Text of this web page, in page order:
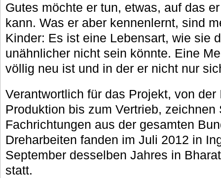
Gutes möchte er tun, etwas, auf das
kann. Was er aber kennenlernt, sind
Kinder: Es ist eine Lebensart, wie sie
unähnlicher nicht sein könnte. Eine
völlig neu ist und in der er nicht nur
Verantwortlich für das Projekt, von
Produktion bis zum Vertrieb,
Fachrichtungen aus der gesamten
Dreharbeiten fanden im Juli 2012 in
September desselben Jahres in
statt.